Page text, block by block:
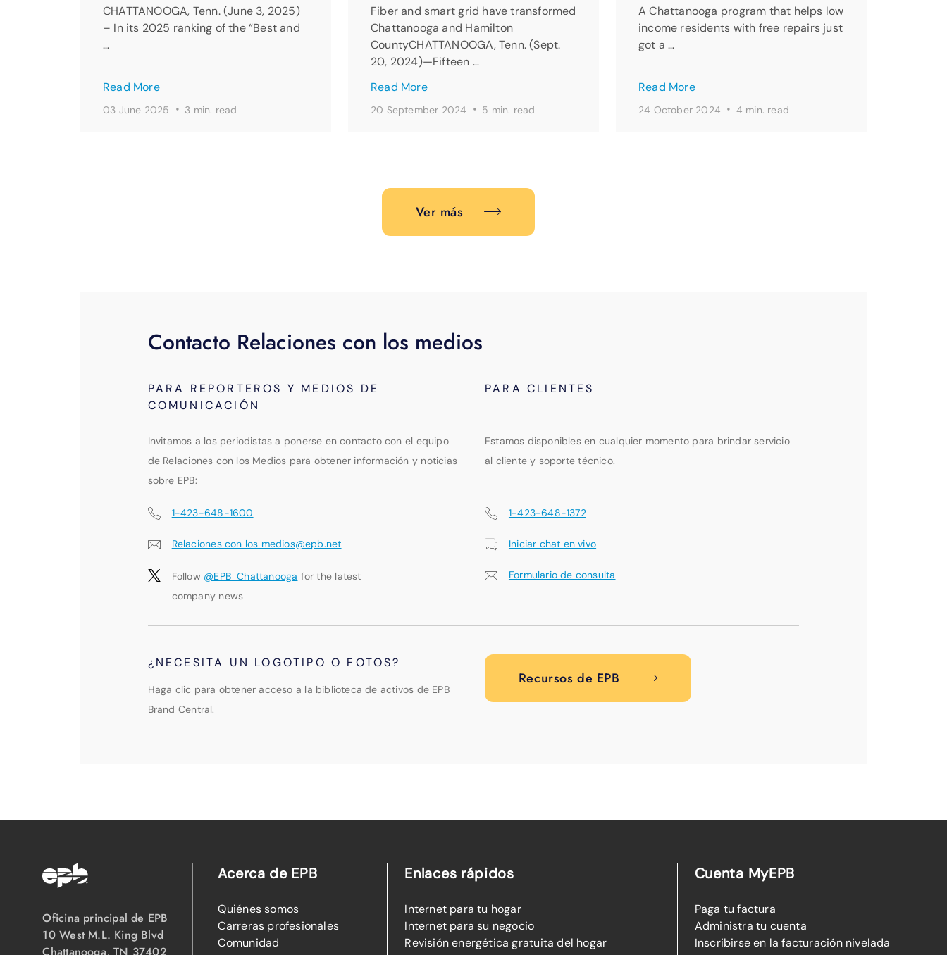
CHATTANOOGA, Tenn. (June 3, 2025)
– In its 2025 ranking of the “Best and
…
Fiber and smart grid have transformed
Chattanooga and Hamilton
CountyCHATTANOOGA, Tenn. (Sept.
20, 2024)—Fifteen …
A Chattanooga program that helps low
income residents with free repairs just
got a …
Read More Read More Read More
03 June 2025 · 3 min. read 20 September 2024 · 5 min. read 24 October 2024 · 4 min. read
Ver más
Contacto Relaciones con los medios
PARA REPORTEROS Y MEDIOS DE
COMUNICACIÓN
PARA CLIENTES
Invitamos a los periodistas a ponerse en contacto con el equipo
de Relaciones con los Medios para obtener información y noticias
sobre EPB:
Estamos disponibles en cualquier momento para brindar servicio
al cliente y soporte técnico.
1-423-648-1600
Relaciones con los medios@epb.net
Follow @EPB_Chattanooga for the latest
company news
1-423-648-1372
Iniciar chat en vivo
Formulario de consulta
¿NECESITA UN LOGOTIPO O FOTOS?
Haga clic para obtener acceso a la biblioteca de activos de EPB
Brand Central.
Recursos de EPB
Oficina principal de EPB
10 West M.L. King Blvd
Acerca de EPB
Quiénes somos
Carreras profesionales
Comunidad
Enlaces rápidos
Internet para tu hogar
Internet para su negocio
Revisión energética gratuita del hogar
Cuenta MyEPB
Paga tu factura
Administra tu cuenta
Inscribirse en la facturación nivelada